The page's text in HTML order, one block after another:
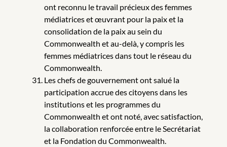
ont reconnu le travail précieux des femmes
médiatrices et œuvrant pour la paix et la
consolidation de la paix au sein du
Commonwealth et au-delà, y compris les
femmes médiatrices dans tout le réseau du
Commonwealth.
Les chefs de gouvernement ont salué la
participation accrue des citoyens dans les
institutions et les programmes du
Commonwealth et ont noté, avec satisfaction,
la collaboration renforcée entre le Secrétariat
et la Fondation du Commonwealth.